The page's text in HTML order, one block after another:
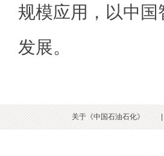
规模应用，以中
发展。
关于《中国石油石化》